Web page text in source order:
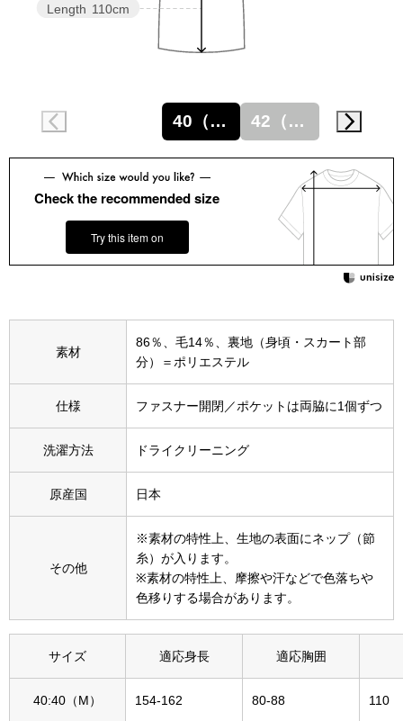
Miss Kyouko／ミスキョウコ
ビー
ク
サンダル
財布／コイン
革小物
ウオッチ
ブレスレット
Length 110cm
40（M） 42（L）
Check the recommended size
Try this item on
素材
86％、毛14％、裏地（身頃・スカート部
分）＝ポリエステル
仕様 ファスナー開閉／ポケットは両脇に1個ずつ
洗濯方法 ドライクリーニング
原産国 日本
その他
※素材の特性上、生地の表面にネップ（節
糸）が入ります。
※素材の特性上、摩擦や汗などで色落ちや
色移りする場合があります。
サイズ 適応身長 適応胸囲
40:40（M） 154-162 80-88 110